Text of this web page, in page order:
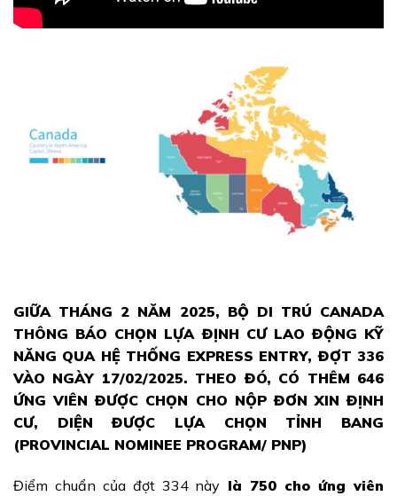
GIỮA THÁNG 2 NĂM 2025, BỘ DI TRÚ CANADA
THÔNG BÁO CHỌN LỰA ĐỊNH CƯ LAO ĐỘNG KỸ
NĂNG QUA HỆ THỐNG EXPRESS ENTRY, ĐỢT 336
VÀO NGÀY 17/02/2025. THEO ĐÓ, CÓ THÊM 646
ỨNG VIÊN ĐƯỢC CHỌN CHO NỘP ĐƠN XIN ĐỊNH
CƯ, DIỆN ĐƯỢC LỰA CHỌN TỈNH BANG
(PROVINCIAL NOMINEE PROGRAM/ PNP)
Điểm chuẩn của đợt 334 này là 750 cho ứng viên